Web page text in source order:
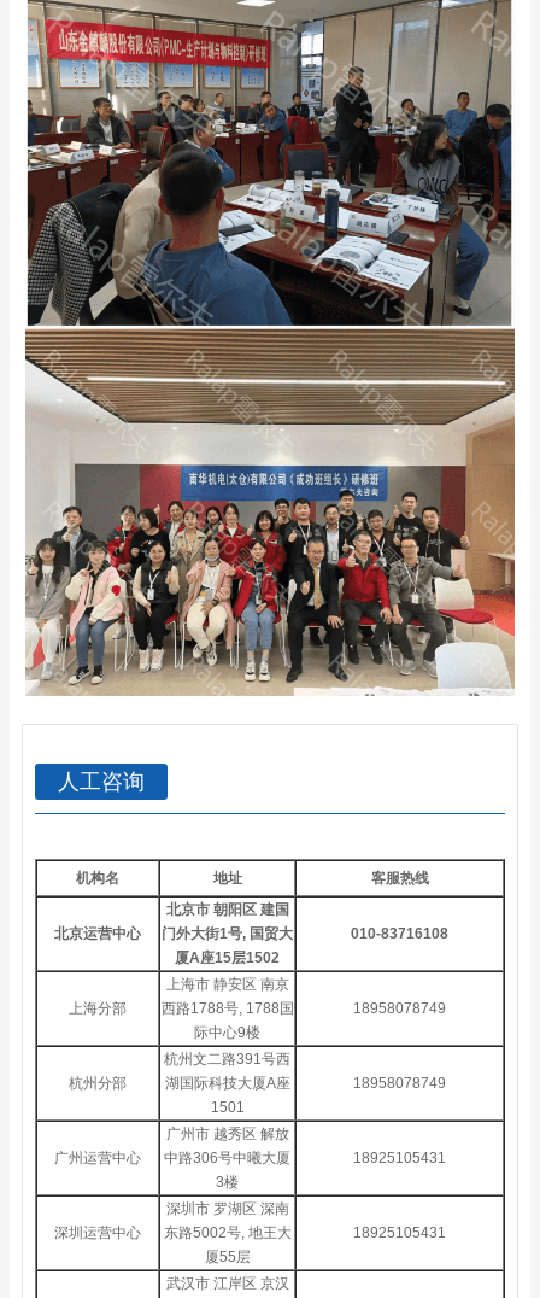
人工咨询
机构名 地址 客服热线
北京运营中心
北京市 朝阳区 建国
门外大街1号, 国贸大
厦A座15层1502
010-83716108
上海分部
上海市 静安区 南京
西路1788号, 1788国
际中心9楼
18958078749
杭州分部
杭州文二路391号西
湖国际科技大厦A座
1501
18958078749
广州运营中心
广州市 越秀区 解放
中路306号中曦大厦
3楼
18925105431
深圳运营中心
深圳市 罗湖区 深南
东路5002号, 地王大
厦55层
18925105431
武汉市 江岸区 京汉